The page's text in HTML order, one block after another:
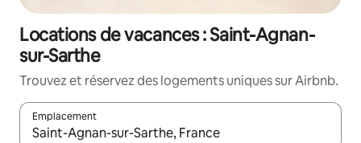
Locations de vacances : Saint-Agnan-
sur-Sarthe
Trouvez et réservez des logements uniques sur Airbnb.
Emplacement
Quand les résultats sont affichés, parcourez-les en utilisant